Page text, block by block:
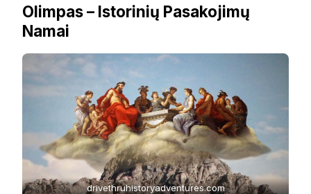
Olimpas – Istorinių Pasakojimų
Namai
drivethruhistoryadventures.com